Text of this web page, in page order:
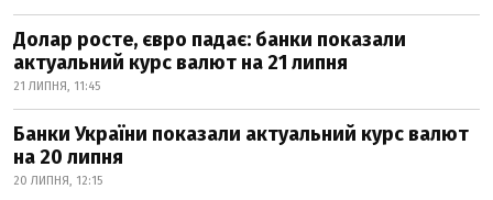
Долар росте, євро падає: банки показали
актуальний курс валют на 21 липня
21 ЛИПНЯ, 11:45
Банки України показали актуальний курс валют
на 20 липня
20 ЛИПНЯ, 12:15